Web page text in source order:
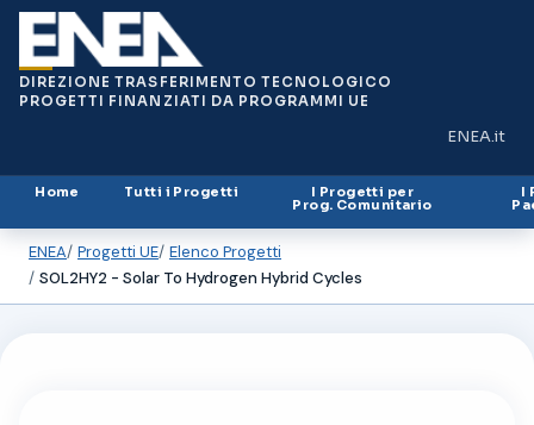
DIREZIONE TRASFERIMENTO TECNOLOGICO
PROGETTI FINANZIATI DA PROGRAMMI UE
ENEA.it
(si apre in
Home Tutti i Progetti I Progetti per
Prog. Comunitario
I
ENEA Progetti UE Elenco Progetti
SOL2HY2 - Solar To Hydrogen Hybrid Cycles